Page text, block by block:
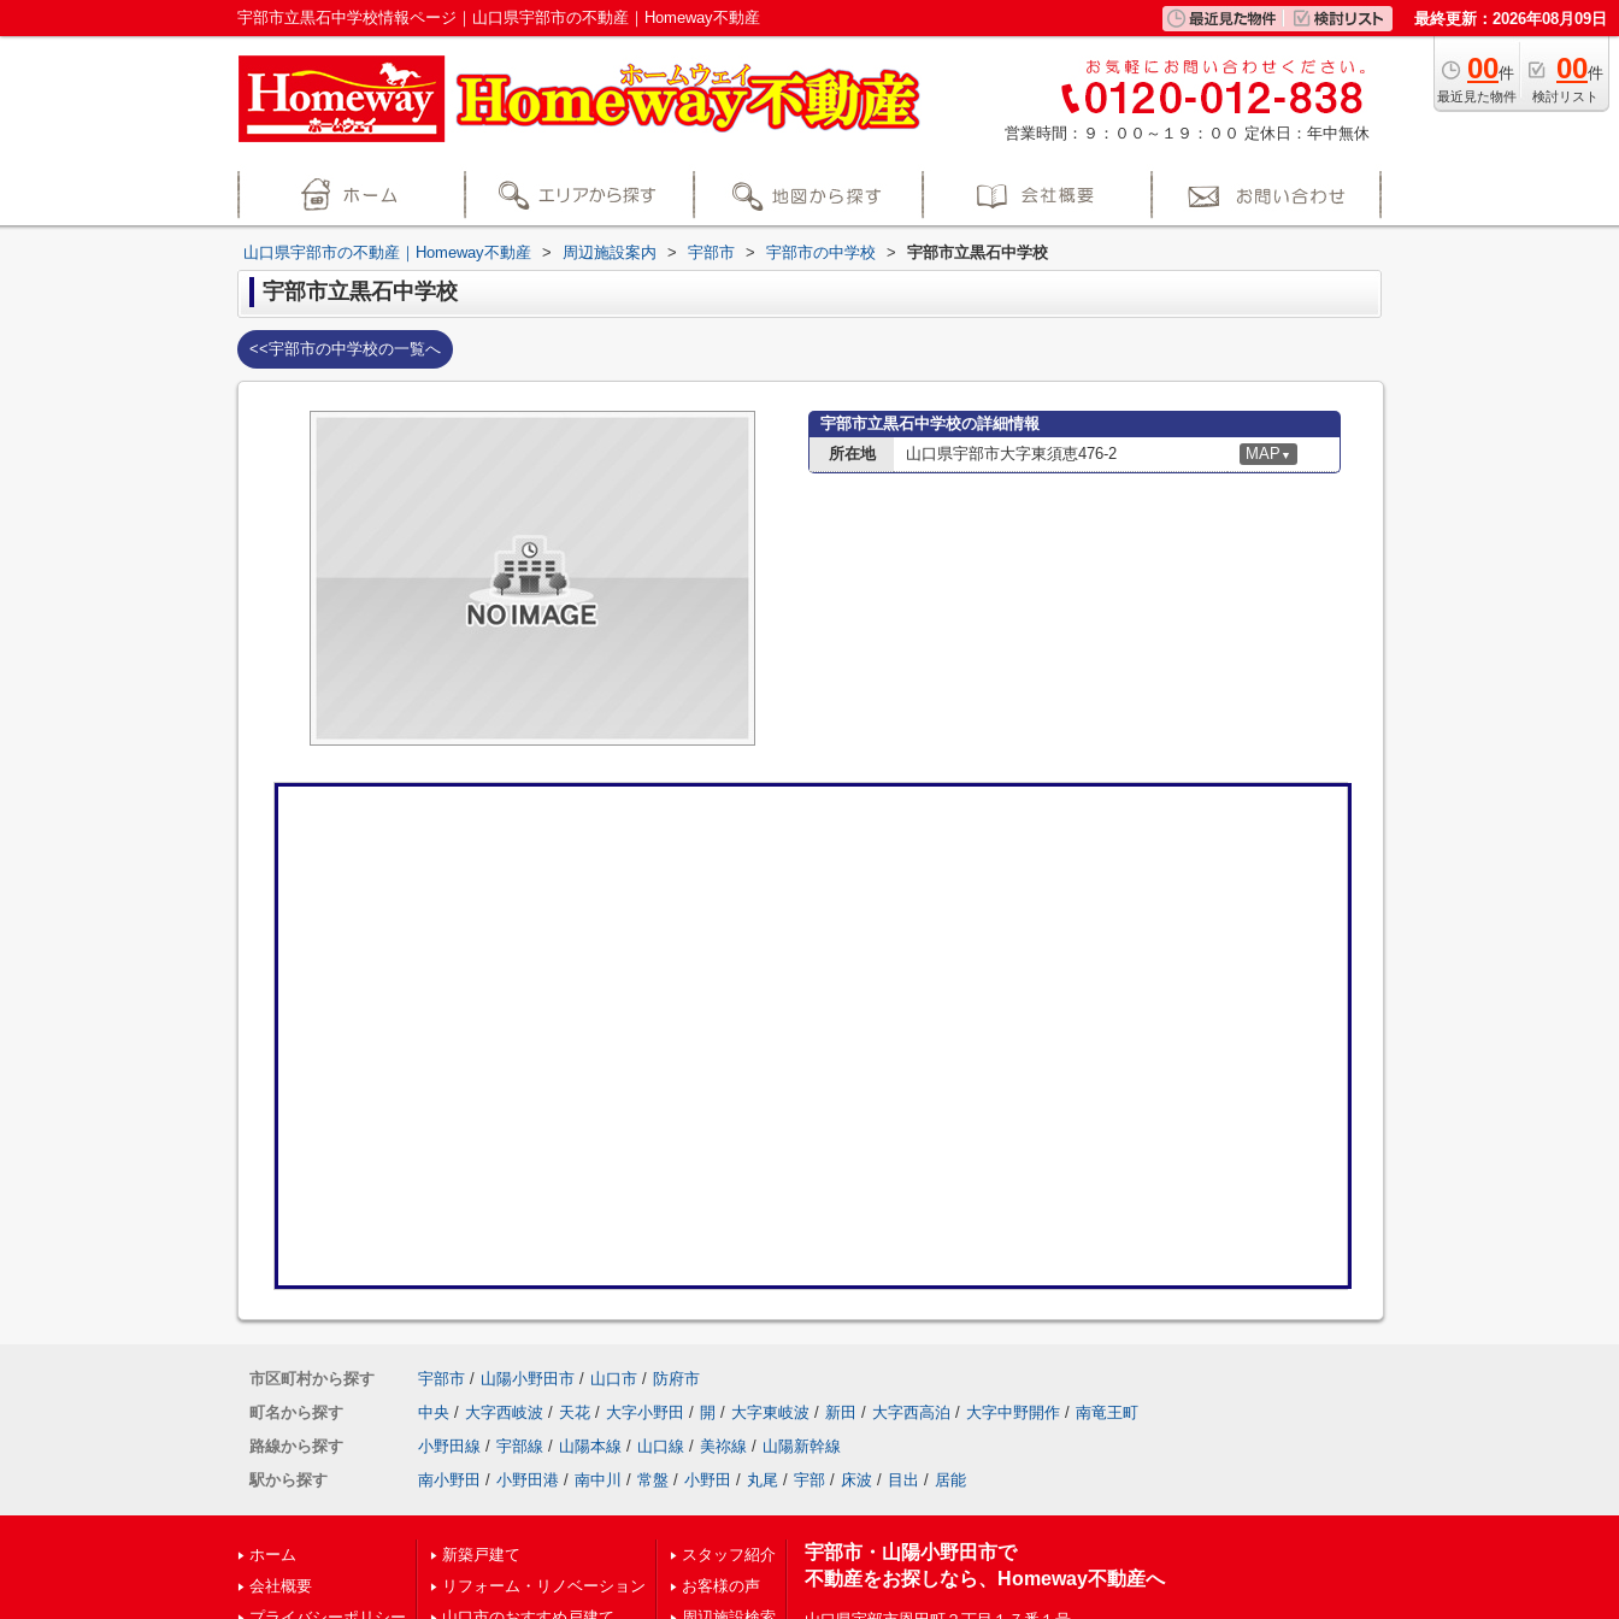
宇部市立黒石中学校情報ページ｜山口県宇部市の不動産｜Homeway不動産 最終更新：2026年08月09日
00件
最近見た物件
00件
検討リスト
営業時間：９：００～１９：００ 定休日：年中無休
山口県宇部市の不動産｜Homeway不動産 > 周辺施設案内 > 宇部市 > 宇部市の中学校 > 宇部市立黒石中学校
宇部市立黒石中学校
<<宇部市の中学校の一覧へ
宇部市立黒石中学校の詳細情報
所在地
山口県宇部市大字東須恵476-2 MAP ▼
市区町村から探す 宇部市 / 山陽小野田市 / 山口市 / 防府市
町名から探す
中央 / 大字西岐波 / 天花 / 大字小野田 / 開 / 大字東岐波 / 新田 / 大字西高泊 / 大字中野開作 / 南竜王町
路線から探す
小野田線 / 宇部線 / 山陽本線 / 山口線 / 美祢線 / 山陽新幹線
駅から探す
南小野田 / 小野田港 / 南中川 / 常盤 / 小野田 / 丸尾 / 宇部 / 床波 / 目出 / 居能
ホーム
会社概要
新築戸建て
リフォーム・リノベーション
スタッフ紹介
お客様の声
宇部市・山陽小野田市で
不動産をお探しなら、Homeway不動産へ